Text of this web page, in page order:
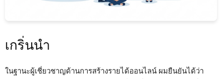
เกริ่นนำ
ในฐานะผู้เชี่ยวชาญด้านการสร้างรายได้ออนไลน์ ผมยืนยันได้ว่า